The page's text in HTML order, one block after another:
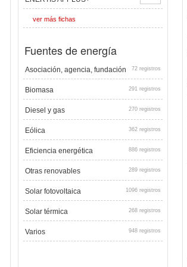
ver más fichas
Fuentes de energía
Asociación, agencia, fundación 72 registros
Biomasa 291 registros
Diesel y gas 270 registros
Eólica 362 registros
Eficiencia energética 886 registros
Otras renovables 289 registros
Solar fotovoltaica 1096 registros
Solar térmica 268 registros
Varios 948 registros